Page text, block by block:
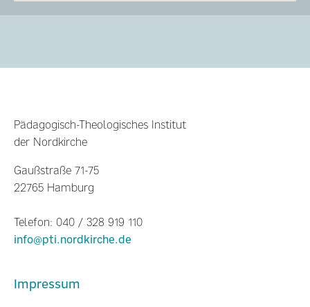
Pädagogisch-Theologisches Institut
der Nordkirche
Gaußstraße 71-75
22765 Hamburg
Telefon: 040 / 328 919 110
info@pti.nordkirche.de
Impressum